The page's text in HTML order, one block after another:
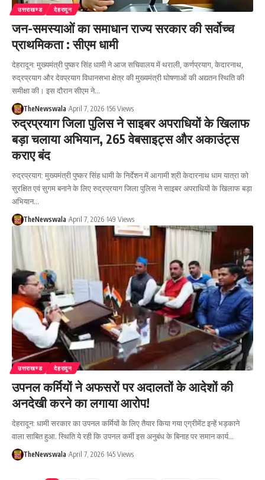
उत्तराखण्ड देहरादून
जन-समस्याओं का समाधान राज्य सरकार की सर्वोच्च
प्राथमिकता : सीएम धामी
देहरादून: मुख्यमंत्री पुष्कर सिंह धामी ने आज सचिवालय में थराली, कर्णप्रयाग, केदारनाथ,
रुद्रप्रयाग और देवप्रयाग विधानसभा क्षेत्र की मुख्यमंत्री घोषणाओं की अद्यतन स्थिति की
समीक्षा की। इस दौरान सीएम ने…
TheNewswala April 7, 2026 156 Views
रुद्रप्रयाग जिला पुलिस ने साइबर अपराधियों के खिलाफ
बड़ा चलाया अभियान, 265 वेबसाइट्स और अकाउंट्स
कराए बंद
रुद्रप्रयाग: मुख्यमंत्री पुष्कर सिंह धामी के निर्देशन में आगामी श्री केदारनाथ धाम यात्रा को
सुरक्षित एवं सुगम बनाने के लिए रुद्रप्रयाग जिला पुलिस ने साइबर अपराधियों के खिलाफ बड़ा
अभियान…
TheNewswala April 7, 2026 149 Views
उत्तराखण्ड देहरादून
उपनल कर्मियों ने अफसरों पर अदालतों के आदेशों की
अनदेखी करने का लगाया आरोप!
देहरादून: धामी सरकार का उपनल कर्मियों के लिए तैयार किया गया एग्रीमेंट इन्हें भड़काने
वाला साबित हुआ. स्थिति ये रही कि उपनल कर्मी इस अनुबंध के बिनाह पर समान कार्य…
TheNewswala April 7, 2026 145 Views